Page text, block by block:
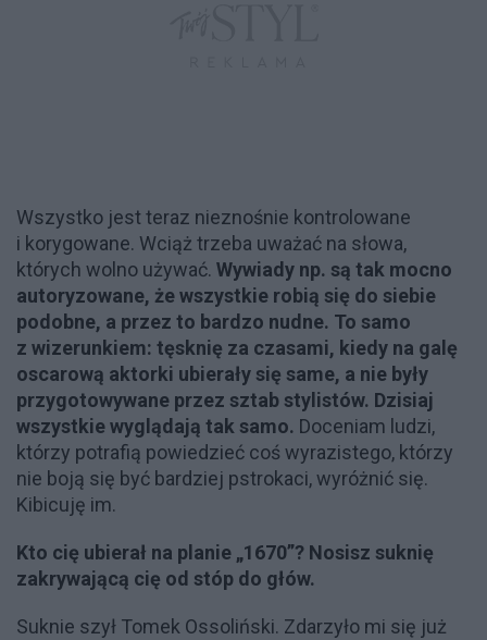
Wszystko jest teraz nieznośnie kontrolowane
i korygowane. Wciąż trzeba uważać na słowa,
których wolno używać. Wywiady np. są tak mocno
autoryzowane, że wszystkie robią się do siebie
podobne, a przez to bardzo nudne. To samo
z wizerunkiem: tęsknię za czasami, kiedy na galę
oscarową aktorki ubierały się same, a nie były
przygotowywane przez sztab stylistów. Dzisiaj
wszystkie wyglądają tak samo. Doceniam ludzi,
którzy potrafią powiedzieć coś wyrazistego, którzy
nie boją się być bardziej pstrokaci, wyróżnić się.
Kibicuję im.
Kto cię ubierał na planie „1670”? Nosisz suknię
zakrywającą cię od stóp do głów.
Suknie szył Tomek Ossoliński. Zdarzyło mi się już